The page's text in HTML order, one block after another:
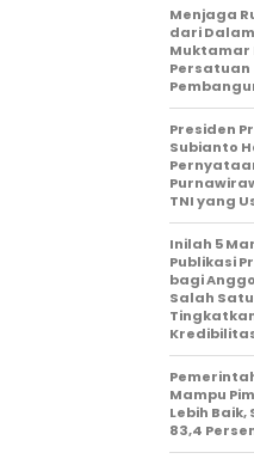
Menjaga
dari
Muktamar
Persatuan
Presiden
Subianto
TNI yang
Inilah 5
Publikasi
bagi
Salah
Mampu
Lebih Baik,
83,4